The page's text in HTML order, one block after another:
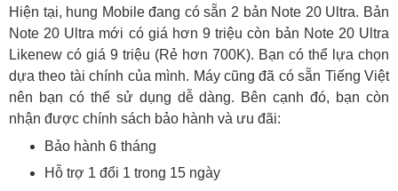
Hiện tại, hung Mobile đang có sẵn 2 bản Note 20 Ultra. Bản
Note 20 Ultra mới có giá hơn 9 triệu còn bản Note 20 Ultra
Likenew có giá 9 triệu (Rẻ hơn 700K). Bạn có thể lựa chọn
dựa theo tài chính của mình. Máy cũng đã có sẵn Tiếng Việt
nên bạn có thể sử dụng dễ dàng. Bên cạnh đó, bạn còn
nhận được chính sách bảo hành và ưu đãi:
Bảo hành 6 tháng
Hỗ trợ 1 đổi 1 trong 15 ngày